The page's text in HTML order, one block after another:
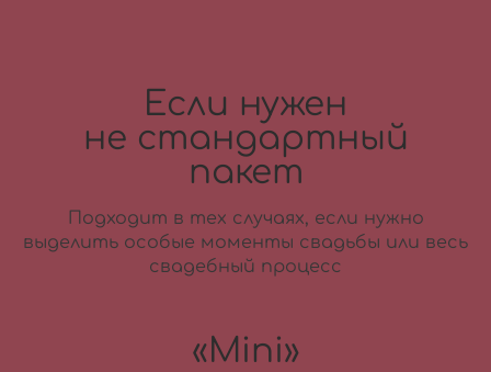
Если нужен
не стандартный
пакет
Подходит в тех случаях, если нужно
выделить особые моменты свадьбы или весь
свадебный процесс
«Mini»